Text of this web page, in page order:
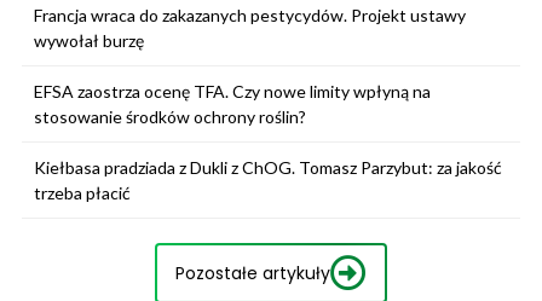
Francja wraca do zakazanych pestycydów. Projekt ustawy
wywołał burzę
EFSA zaostrza ocenę TFA. Czy nowe limity wpłyną na
stosowanie środków ochrony roślin?
Kiełbasa pradziada z Dukli z ChOG. Tomasz Parzybut: za jakość
trzeba płacić
Pozostałe artykuły